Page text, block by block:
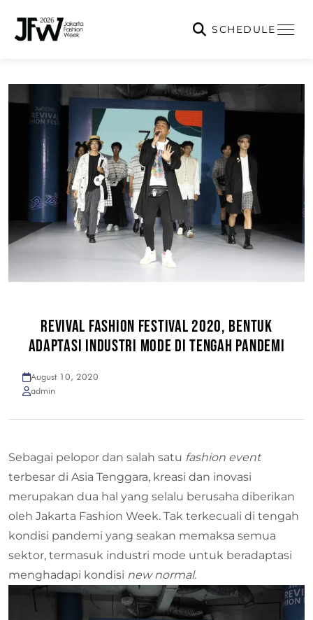
SCHEDULE
REVIVAL FASHION FESTIVAL 2020, BENTUK
ADAPTASI INDUSTRI MODE DI TENGAH PANDEMI
August 10, 2020
admin
Sebagai pelopor dan salah satu fashion event
terbesar di Asia Tenggara, kreasi dan inovasi
merupakan dua hal yang selalu berusaha diberikan
oleh Jakarta Fashion Week. Tak terkecuali di tengah
kondisi pandemi yang seakan memaksa semua
sektor, termasuk industri mode untuk beradaptasi
menghadapi kondisi new normal.